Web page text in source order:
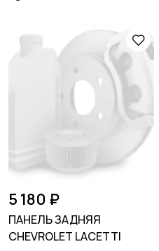
5 180 ₽
ПАНЕЛЬ ЗАДНЯЯ
CHEVROLET LACETTI